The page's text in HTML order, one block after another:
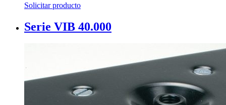
Solicitar producto
Serie VIB 40.000